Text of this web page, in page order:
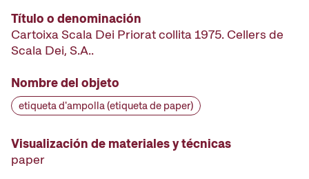
Título o denominación
Cartoixa Scala Dei Priorat collita 1975. Cellers de
Scala Dei, S.A..
Nombre del objeto
etiqueta d'ampolla (etiqueta de paper)
Visualización de materiales y técnicas
paper